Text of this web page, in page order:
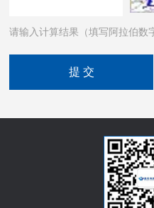
请输入计算结果（填写阿拉伯数